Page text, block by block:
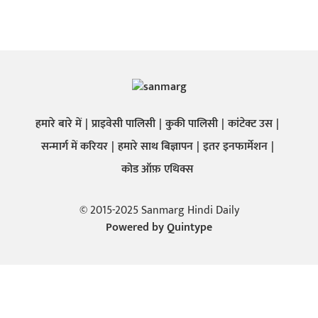
हमारे बारे में प्राइवेसी पालिसी कुकी पालिसी कांटेक्ट उस
सन्मार्ग में करियर हमारे साथ बिज्ञापन इतर इनफार्मेशन
कोड ऑफ़ एथिक्स
© 2015-2025 Sanmarg Hindi Daily
Powered byQuintype